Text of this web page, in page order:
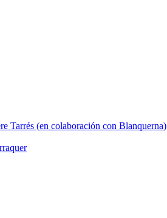
Tarrés (en colaboración con Blanquerna)